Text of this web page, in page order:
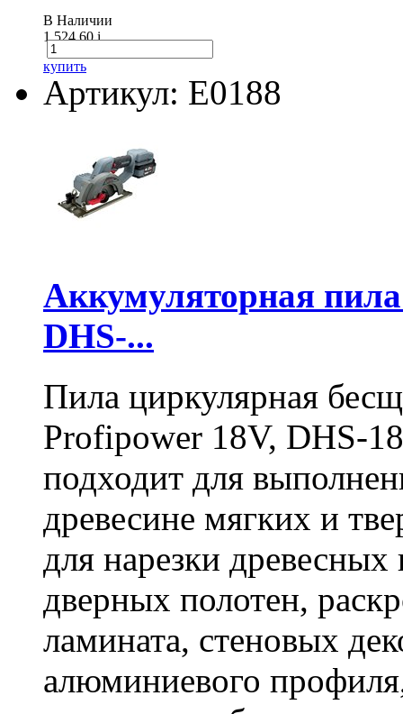
В Наличии
1 524.60i
купить
Артикул: E0188
Аккумуляторная
DHS-...
Пила циркулярная
Profipower 18V, DHS-
подходит для
древесине мягких и
для нарезки
дверных полотен,
ламината, стеновых
алюминиевого